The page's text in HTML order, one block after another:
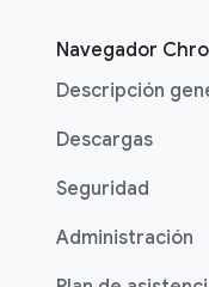
Navegador
Descripción
Descargas
Seguridad
Administración